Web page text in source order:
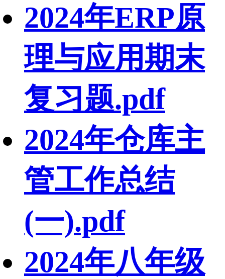
2024年ERP原
理与应用期末
复习题.pdf
2024年仓库主
管工作总结
(一).pdf
2024年八年级